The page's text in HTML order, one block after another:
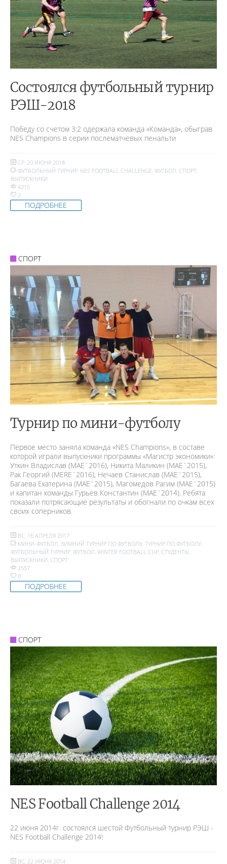
Состоялся футбольный турнир
РЭШ-2018
Победу со счетом 3:2 одержала команда «Команда», обыграв
NES Champions в серии послематчевых пенальти
СР, 20 ИЮНЯ 2018
ФУТБОЛЬНЫЙ ТУРНИР, NES FOOTBALL CHALLENGE, ФУТБОЛ, СПОРТ,
ВЫПУСКНИКИ
4315
2
ПОДРОБНЕЕ
СПОРТ
Турнир по мини-футболу
Первое место заняла команда «NES Champions», в составе
которой играли выпускники программы «Магистр экономики»:
Уткин Владислав (МАЕ`2016), Никита Маликин (МАЕ`2015),
Рак Георгий (MERE`2016), Нечаев Станислав (МАЕ`2015),
Багаева Екатерина (МАЕ`2015), Магомедов Рагим (МАЕ`2015)
и капитан команды Гурьев Константин (МАЕ`2014). Ребята
показали потрясающие результаты и обогнали по очкам всех
своих соперников.
ВС, 16 АПРЕЛЯ 2017
МИНИ-ФУТБОЛ ЗИМНИЙ ТУРНИР ПО ФУТБОЛУ ТУРНИР ПО ФУТБОЛУ
ФУТБОЛЬНЫЙ ТУРНИР ФУТБОЛ WINTER FOOTBALL CUP СТУДЕНТЫ
ВЫПУСКНИКИ СПОРТ
2557
0
ПОДРОБНЕЕ
СПОРТ
NES Football Challenge 2014
22 июня 2014г. состоялся шестой Футбольный турнир РЭШ -
NES Football Challenge 2014!
ВС, 22 ИЮНЯ 2014